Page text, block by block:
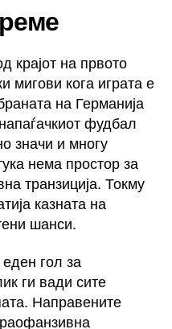
крајот на првото
мигови кога играта е
на Германија
фудбал
значи и многу
нема простор за
транзиција. Токму
казната на
шанси.
гол за
ги вади сите
Направените